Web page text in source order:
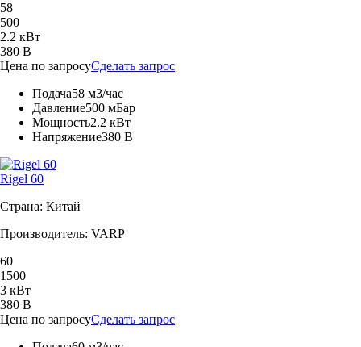
58
500
2.2 кВт
380 В
Цена по запросуСделать запрос
Подача58 м3/час
Давление500 мБар
Мощность2.2 кВт
Напряжение380 В
Rigel 60
Страна: Китай
Производитель: VARP
60
1500
3 кВт
380 В
Цена по запросуСделать запрос